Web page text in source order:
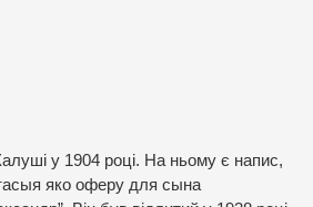
у 1904 році. На ньому є напис,
яко оферу для сына